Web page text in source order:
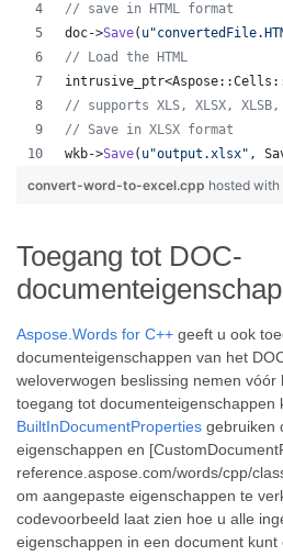
// save in HTML format
doc->Save( u"
// Load the HTML
// supports XLS, XLSX,
// Save in XLSX format
wkb->Save( u"output.xlsx" ,
convert-word-to-excel.cpp hosted
Toegang tot DOC-
Aspose.Words for C++ geeft u ook
documenteigenschappen van het
weloverwogen beslissing nemen
toegang tot documenteigenschappen
BuiltInDocumentProperties gebruiken
eigenschappen en
reference.aspose.com/words/cpp/
om aangepaste eigenschappen te
codevoorbeeld laat zien hoe u alle
eigenschappen in een document kunt